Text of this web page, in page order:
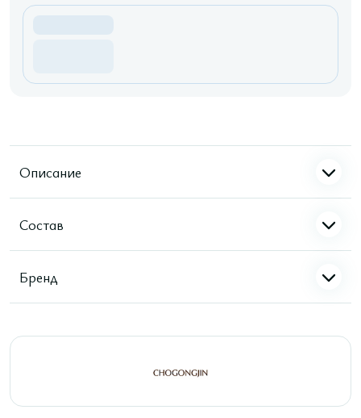
Описание
Состав
Бренд